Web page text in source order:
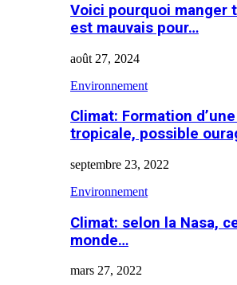
Voici pourquoi manger
est mauvais pour…
août 27, 2024
Environnement
Climat: Formation
tropicale, possible
septembre 23, 2022
Environnement
Climat: selon la Nasa,
monde…
mars 27, 2022